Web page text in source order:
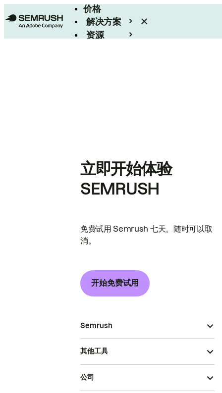
价格
解决方案
资源
立即开始体验
SEMRUSH
免费试用 Semrush 七天。随时可以取
消。
开始免费试用
Semrush
其他工具
公司